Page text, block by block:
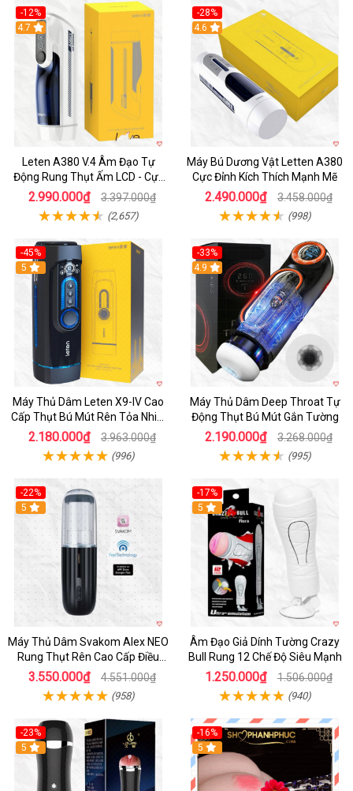
-12%
Hot
4.7
Leten A380 V.4 Âm Đạo Tự
Động Rung Thụt Ấm LCD - Cực
Phê
2.990.000₫ 3.397.000₫
(2,657)
-28%
Hot
4.6
Máy Bú Dương Vật Letten A380
Cực Đỉnh Kích Thích Mạnh Mẽ
2.490.000₫ 3.458.000₫
(998)
-45%
Hot
5
Máy Thủ Dâm Leten X9-IV Cao
Cấp Thụt Bú Mút Rên Tỏa Nhiệt
Sạc Pin
2.180.000₫ 3.963.000₫
(996)
-33%
Hot
4.9
Máy Thủ Dâm Deep Throat Tự
Động Thụt Bú Mút Gắn Tường
2.190.000₫ 3.268.000₫
(995)
-22%
5
Máy Thủ Dâm Svakom Alex NEO
Rung Thụt Rên Cao Cấp Điều
Khiển App
3.550.000₫ 4.551.000₫
(958)
-17%
5
Âm Đạo Giả Dính Tường Crazy
Bull Rung 12 Chế Độ Siêu Mạnh
1.250.000₫ 1.506.000₫
(940)
-23%
5
-16%
5